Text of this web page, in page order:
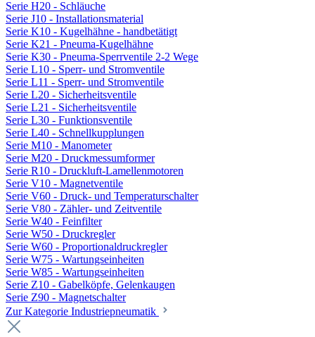
Serie H20 - Schläuche
Serie J10 - Installationsmaterial
Serie K10 - Kugelhähne - handbetätigt
Serie K21 - Pneuma-Kugelhähne
Serie K30 - Pneuma-Sperrventile 2-2 Wege
Serie L10 - Sperr- und Stromventile
Serie L11 - Sperr- und Stromventile
Serie L20 - Sicherheitsventile
Serie L21 - Sicherheitsventile
Serie L30 - Funktionsventile
Serie L40 - Schnellkupplungen
Serie M10 - Manometer
Serie M20 - Druckmessumformer
Serie R10 - Druckluft-Lamellenmotoren
Serie V10 - Magnetventile
Serie V60 - Druck- und Temperaturschalter
Serie V80 - Zähler- und Zeitventile
Serie W40 - Feinfilter
Serie W50 - Druckregler
Serie W60 - Proportionaldruckregler
Serie W75 - Wartungseinheiten
Serie W85 - Wartungseinheiten
Serie Z10 - Gabelköpfe, Gelenkaugen
Serie Z90 - Magnetschalter
Zur Kategorie Industriepneumatik